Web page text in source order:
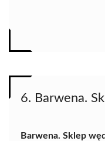
6. Barwena.
Barwena. Sklep